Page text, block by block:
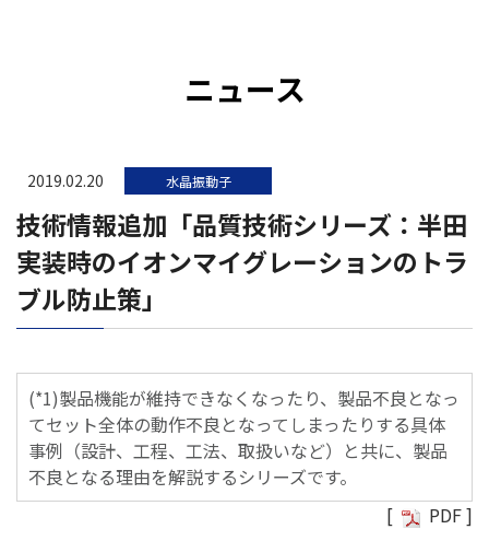
ニュース
2019.02.20 水晶振動子
技術情報追加「品質技術シリーズ：半田
実装時のイオンマイグレーションのトラ
ブル防止策」
(*1)製品機能が維持できなくなったり、製品不良となっ
てセット全体の動作不良となってしまったりする具体
事例（設計、工程、工法、取扱いなど）と共に、製品
不良となる理由を解説するシリーズです。
[
PDF]